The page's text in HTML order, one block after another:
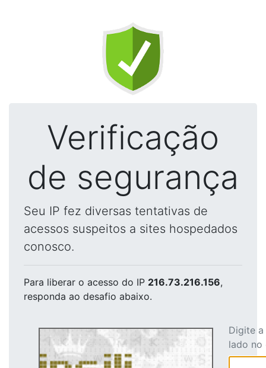
Verificação
de segurança
Seu IP fez diversas tentativas de
acessos suspeitos a sites hospedados
conosco.
Para liberar o acesso do IP 216.73.216.156,
responda ao desafio abaixo.
Digite
lado no